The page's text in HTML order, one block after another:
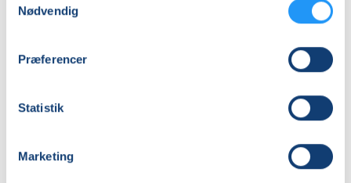
Nødvendig
Præferencer
Statistik
Marketing
Adresse
(Cafeteriet)
Praktiske oplysninger
Mødegange